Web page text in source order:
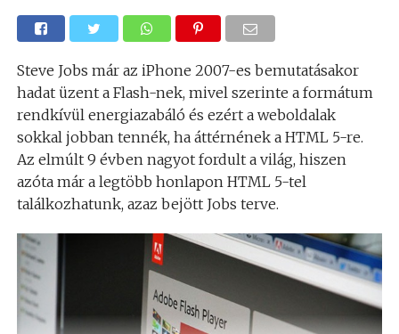
Steve Jobs már az iPhone 2007-es bemutatásakor
hadat üzent a Flash-nek, mivel szerinte a formátum
rendkívül energiazabáló és ezért a weboldalak
sokkal jobban tennék, ha áttérnének a HTML 5-re.
Az elmúlt 9 évben nagyot fordult a világ, hiszen
azóta már a legtöbb honlapon HTML 5-tel
találkozhatunk, azaz bejött Jobs terve.